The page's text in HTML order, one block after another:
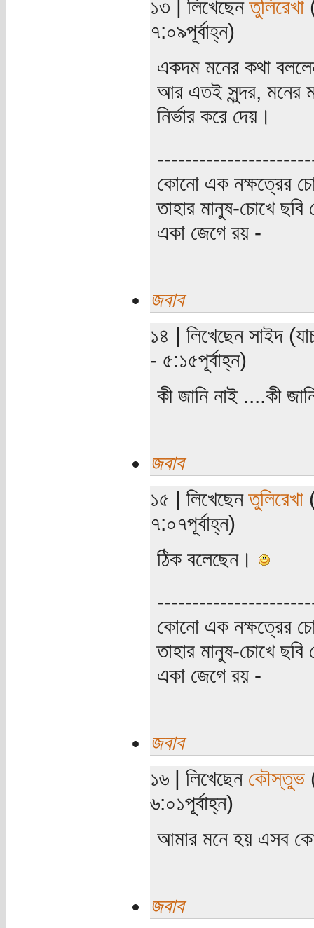
১৩ | লিখেছেনতুলিরেখা
৭:০৯পূর্বাহ্ন)
একদম মনের কথা
আর এতই সুন্দর, মনের
নির্ভার করে দেয়।
কোনো এক নক্ষত্রের
তাহার মানুষ-চোখে ছবি
একা জেগে রয় -
জবাব
১৪ | লিখেছেন সাইদ
- ৫:১৫পূর্বাহ্ন)
কী জানি নাই ....কী
জবাব
১৫ | লিখেছেনতুলিরেখা
৭:০৭পূর্বাহ্ন)
ঠিক বলেছেন।
কোনো এক নক্ষত্রের
তাহার মানুষ-চোখে ছবি
একা জেগে রয় -
জবাব
১৬ | লিখেছেন কৌস্তুভ
৬:০১পূর্বাহ্ন)
আমার মনে হয় এসব
জবাব